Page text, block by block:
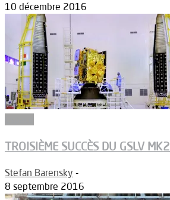
10 décembre 2016
TROISIÈME SUCCÈS DU GSLV MK2
Stefan Barensky -
8 septembre 2016